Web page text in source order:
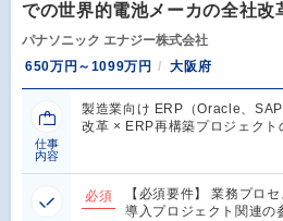
での世界的電池メーカの全社
パナソニック エナジー株式会社
650万円～1099万円
大阪府
仕事
内容
製造業向け ERP（Oracle、
改革 × ERP再構築プロジェク
必須
【必須要件】 業務プロ
導入プロジェクト関連